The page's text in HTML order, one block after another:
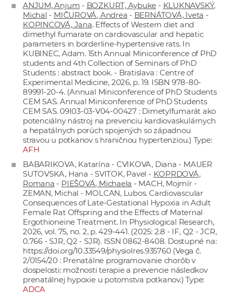
ANJUM, Anjum - BOZKURT, Aybuke - KLUKNAVSKÝ,
Michal - MIČUROVÁ, Andrea - BERNÁTOVÁ, Iveta -
KOPINCOVÁ, Jana. Effects of Western diet and
dimethyl fumarate on cardiovascular and hepatic
parameters in borderline-hypertensive rats. In
KUBINEC, Adam. 15th Annual Miniconference of PhD
students and 4th Collection of Seminars of PhD
Students : abstract book. - Bratislava : Centre of
Experimental Medicine, 2026, p. 19. ISBN 978-80-
89991-20-4. (Annual Miniconference of PhD Students
CEM SAS. Annual Miniconference of PhD Students
CEM SAS. 09I03-03-V04-00427 : Dimetylfumarát ako
potenciálny nástroj na prevenciu kardiovaskulárnych
a hepatálnych porúch spojených so západnou
stravou u potkanov s hraničnou hypertenziou.) Type:
AFH
BABARIKOVA, Katarína - CVIKOVA, Diana - MAUER
SUTOVSKA, Hana - SVITOK, Pavel - KOPRDOVÁ,
Romana - PIEŠOVÁ, Michaela - MACH, Mojmír -
ZEMAN, Michal - MOLCAN, Lubos. Cardiovascular
Consequences of Late-Gestational Hypoxia in Adult
Female Rat Offspring and the Effects of Maternal
Ergothioneine Treatment. In Physiological Research,
2026, vol. 75, no. 2, p. 429-441. (2025: 2.8 - IF, Q2 - JCR,
0.766 - SJR, Q2 - SJR). ISSN 0862-8408. Dostupné na:
https://doi.org/10.33549/physiolres.935760(Vega č.
2/0154/20 : Prenatálne programovanie chorôb v
dospelosti: možnosti terapie a prevencie následkov
prenatálnej hypoxie u potomstva potkanov.) Type:
ADCA